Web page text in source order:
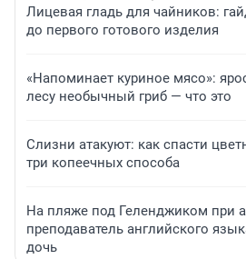
Лицевая гладь для чайников:
до первого готового изделия
«Напоминает куриное мясо»:
лесу необычный гриб — что это
Слизни атакуют: как спасти
три копеечных способа
На пляже под Геленджиком при
преподаватель английского
дочь